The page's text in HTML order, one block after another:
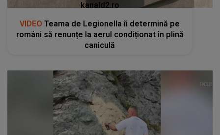
kanald2.ro
VIDEO Teama de Legionella îi determină pe
români să renunțe la aerul condiționat în plină
caniculă